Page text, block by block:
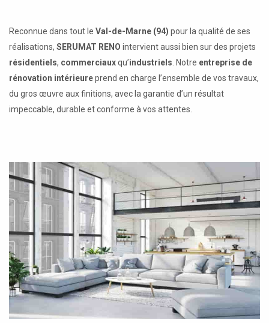
Reconnue dans tout le Val-de-Marne (94) pour la qualité de ses
réalisations, SERUMAT RENO intervient aussi bien sur des projets
résidentiels, commerciauxqu’industriels . Notre entreprise de
rénovation intérieureprend en charge l’ensemble de vos travaux,
du gros œuvre aux finitions, avec la garantie d’un résultat
impeccable, durable et conforme à vos attentes.